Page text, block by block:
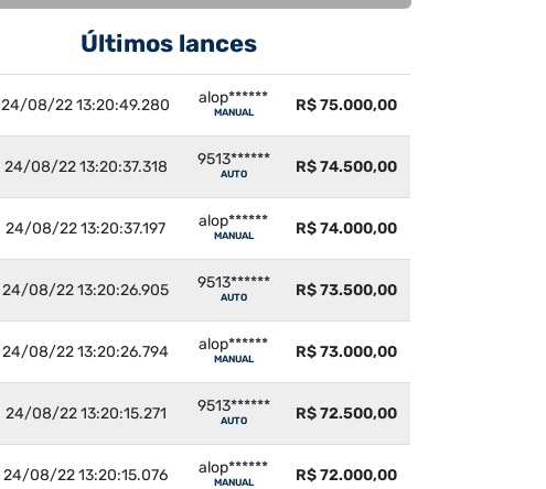
Últimos lances
24/08/22 13:20:49.280 alop******
MANUAL R$ 75.000,00
24/08/22 13:20:37.318 9513******
AUTO R$ 74.500,00
24/08/22 13:20:37.197 alop******
MANUAL R$ 74.000,00
24/08/22 13:20:26.905 9513******
AUTO R$ 73.500,00
24/08/22 13:20:26.794 alop******
MANUAL R$ 73.000,00
24/08/22 13:20:15.271 9513******
AUTO R$ 72.500,00
24/08/22 13:20:15.076 alop******
MANUAL R$ 72.000,00